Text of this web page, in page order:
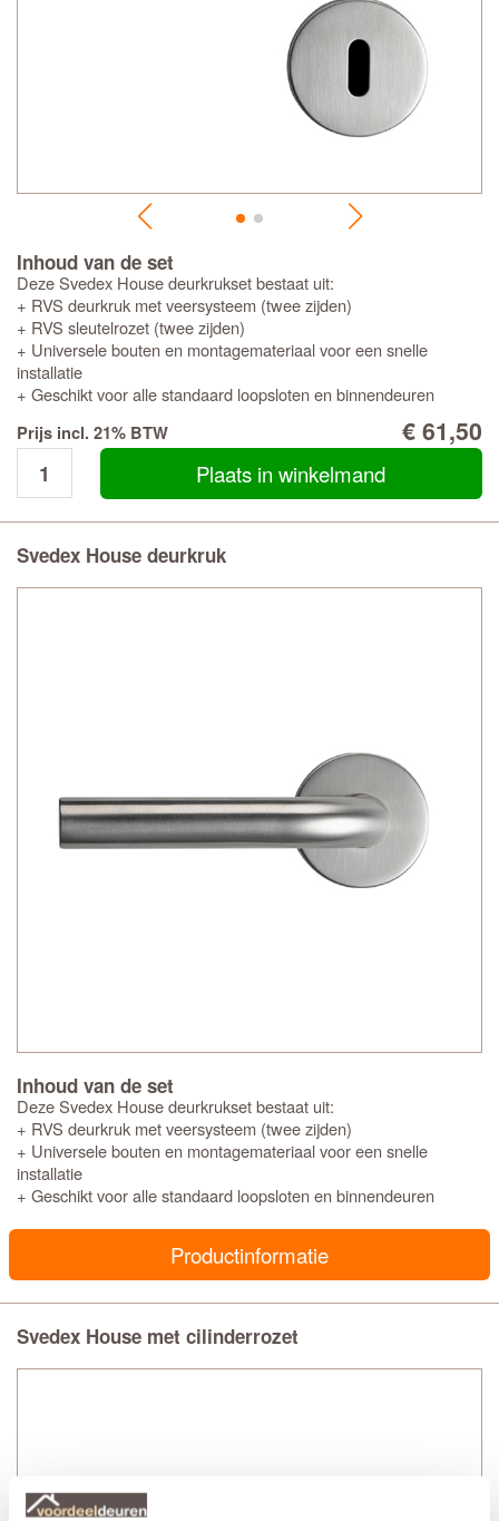
Inhoud van de set
Deze Svedex House deurkrukset bestaat uit:
+ RVS deurkruk met veersysteem (twee zijden)
+ RVS sleutelrozet (twee zijden)
+ Universele bouten en montagemateriaal voor een snelle
installatie
+ Geschikt voor alle standaard loopsloten en binnendeuren
Prijs incl. 21% BTW
€ 61,50
Plaats in winkelmand
Svedex House deurkruk
Inhoud van de set
Deze Svedex House deurkrukset bestaat uit:
+ RVS deurkruk met veersysteem (twee zijden)
+ Universele bouten en montagemateriaal voor een snelle
installatie
+ Geschikt voor alle standaard loopsloten en binnendeuren
Productinformatie
Svedex House met cilinderrozet